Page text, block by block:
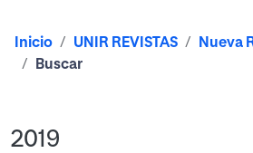
Inicio UNIR REVISTAS Nueva
Buscar
2019